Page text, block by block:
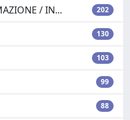
/ IN... 202
130
103
99
88